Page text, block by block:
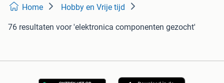
Home Hobby en Vrije tijd
76 resultaten voor 'elektronica componenten gezocht'